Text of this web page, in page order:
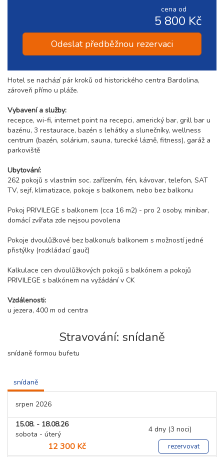
cena od
5 800 Kč
Odeslat předběžnou rezervaci
Hotel se nachází pár kroků od historického centra Bardolina,
zároveň přímo u pláže.
Vybavení a služby:
recepce, wi-fi, internet point na recepci, americký bar, grill bar u
bazénu, 3 restaurace, bazén s lehátky a slunečníky, wellness
centrum (bazén, solárium, sauna, turecké lázně, fitness), garáž a
parkoviště
Ubytování:
262 pokojů s vlastním soc. zařízením, fén, kávovar, telefon, SAT
TV, sejf, klimatizace, pokoje s balkonem, nebo bez balkonu
Pokoj PRIVILEGE s balkonem (cca 16 m2) - pro 2 osoby, minibar,
domácí zvířata zde nejsou povolena
Pokoje dvoulůžkové bez balkonu/s balkonem s možností jedné
přistýlky (rozkládací gauč)
Kalkulace cen dvoulůžkových pokojů s balkónem a pokojů
PRIVILEGE s balkónem na vyžádání v CK
Vzdálenosti:
u jezera, 400 m od centra
Stravování: snídaně
snídaně formou bufetu
snídaně
srpen 2026
15.08. - 18.08.26
sobota - úterý
4 dny (3 noci)
12 300 Kč rezervovat